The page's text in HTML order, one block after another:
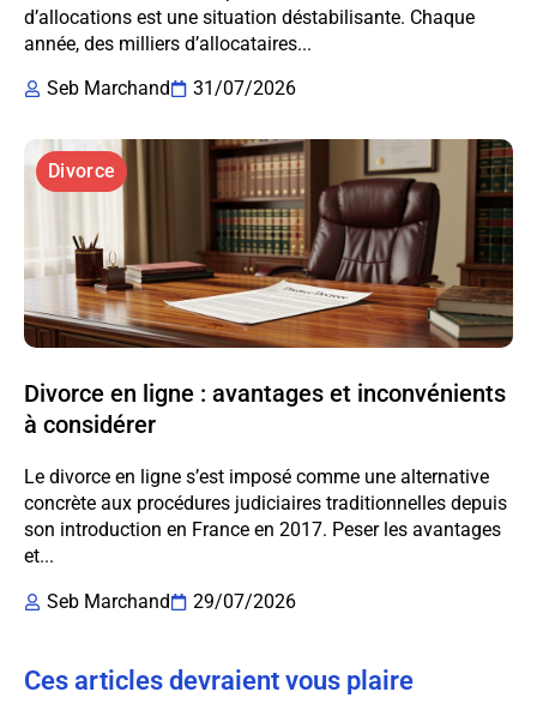
d’allocations est une situation déstabilisante. Chaque
année, des milliers d’allocataires...
Seb Marchand
31/07/2026
Divorce
Divorce en ligne : avantages et inconvénients
à considérer
Le divorce en ligne s’est imposé comme une alternative
concrète aux procédures judiciaires traditionnelles depuis
son introduction en France en 2017. Peser les avantages
et...
Seb Marchand
29/07/2026
Ces articles devraient vous plaire